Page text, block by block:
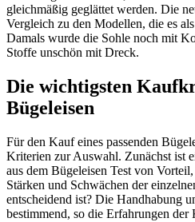
gleichmäßig geglättet werden. Die
Vergleich zu den Modellen, die es
Damals wurde die Sohle noch mit
Stoffe unschön mit Dreck.
Die wichtigsten
Bügeleisen
Für den Kauf eines passenden
Kriterien zur Auswahl. Zunächst ist
aus dem Bügeleisen Test von Vorteil,
Stärken und Schwächen der
entscheidend ist? Die Handhabung
bestimmend, so die Erfahrungen der